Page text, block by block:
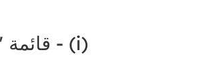
أصدرت مجلة MIT Technology Review قائمة "أفضل 10 تقنيات رائدة" لعام 2025 - (i)